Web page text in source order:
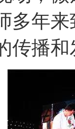
多年
传播